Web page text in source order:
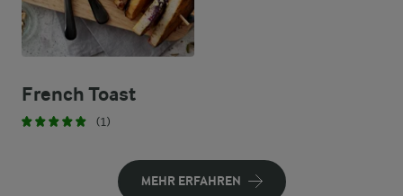
French Toast
(1)
MEHR ERFAHREN